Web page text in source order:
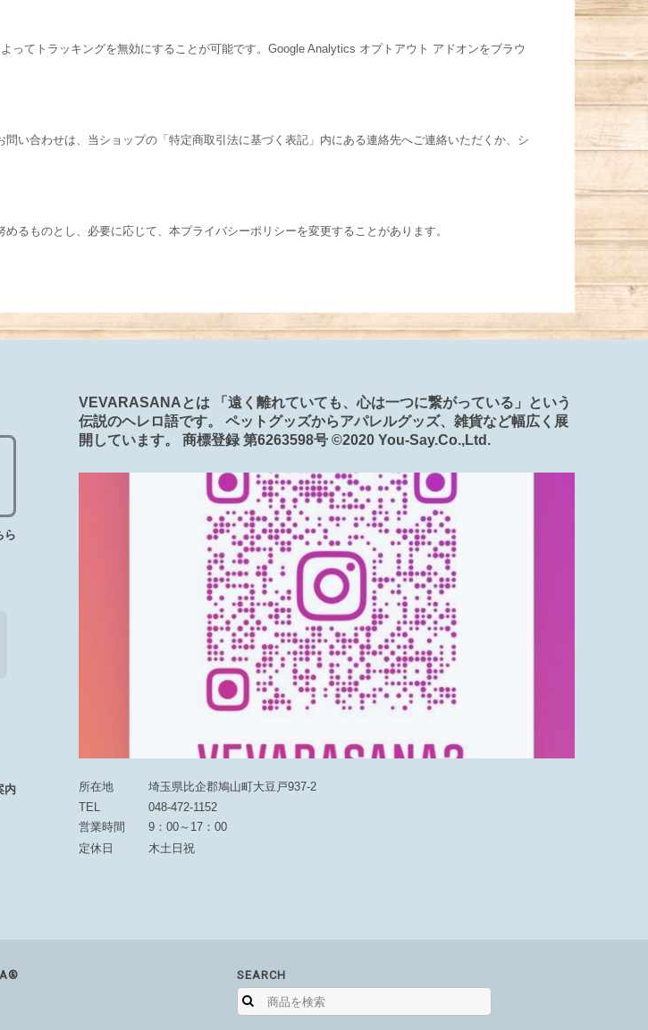
ってトラッキングを無効にすることが可能です。Google Analytics オプトアウト アドオンをブラウ
い合わせは、当ショップの「特定商取引法に基づく表記」内にある連絡先へご連絡いただくか、シ
るものとし、必要に応じて、本プライバシーポリシーを変更することがあります。
ら
内
VEVARASANAとは 「遠く離れていても、心は一つに繋がっている」という
伝説のヘレロ語です。 ペットグッズからアパレルグッズ、雑貨など幅広く展
開しています。 商標登録 第6263598号 ©️2020 You-Say.Co.,Ltd.
所在地
埼玉県比企郡鳩山町大豆戸937-2
TEL
048-472-1152
営業時間
9：00～17：00
定休日
木土日祝
SEARCH